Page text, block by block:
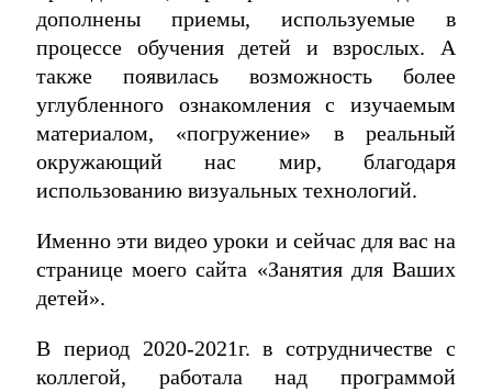
дополнены приемы, используемые в
процессе обучения детей и взрослых. А
также появилась возможность более
углубленного ознакомления с изучаемым
материалом, «погружение» в реальный
окружающий нас мир, благодаря
использованию визуальных технологий.
Именно эти видео уроки и сейчас для вас на
странице моего сайта «Занятия для Ваших
детей».
В период 2020-2021г. в сотрудничестве с
коллегой, работала над программой